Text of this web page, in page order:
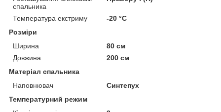
спальника
Температура екстриму
-20 °С
Розміри
Ширина
80 см
Довжина
200 см
Матеріал спальника
Наповнювач
Синтепух
Температурний режим